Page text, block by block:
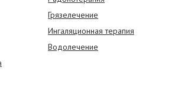
Грязелечение
Ингаляционная терапия
Водолечение